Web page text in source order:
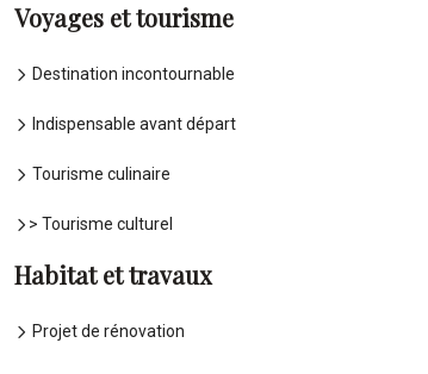
Voyages et tourisme
Destination incontournable
Indispensable avant départ
Tourisme culinaire
> Tourisme culturel
Habitat et travaux
Projet de rénovation